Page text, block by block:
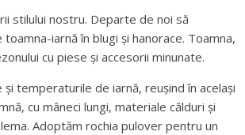
stilului nostru. Departe de noi să
iarnă în blugi și hanorace. Toamna,
cu piese și accesorii minunate.
temperaturile de iarnă, reușind în același
cu mâneci lungi, materiale călduri și
Adoptăm rochia pulover pentru un